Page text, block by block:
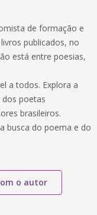
de formação e
publicados, no
está entre poesias,
a todos. Explora a
dos poetas
brasileiros.
busca do poema e do
o autor